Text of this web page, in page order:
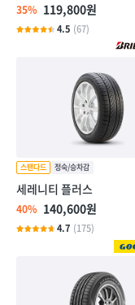
35% 119,800원
4.5 (67)
세레니티 플러스
40% 140,600원
4.7 (175)